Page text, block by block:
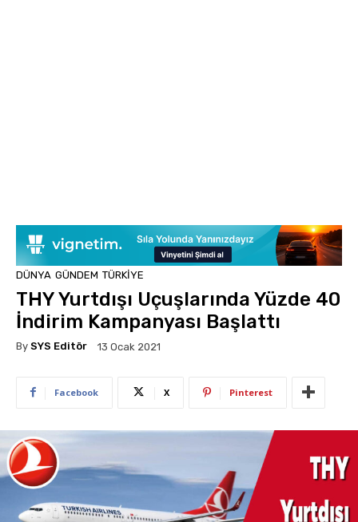
DÜNYA GÜNDEM TÜRKIYE
THY Yurtdışı Uçuşlarında Yüzde 40
İndirim Kampanyası Başlattı
By SYS Editör 13 Ocak 2021
Facebook X Pinterest